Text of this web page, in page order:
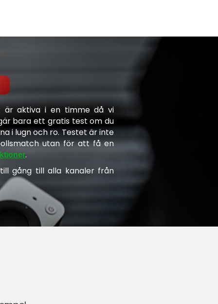
aktiva i en timme då vi
bara ett gratis test om du
i lugn och ro. Testet är inte
utan för att få en
.
gång till alla kanaler från